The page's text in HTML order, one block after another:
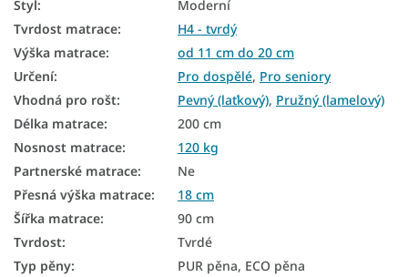
Zónové matrace
7zónové matrace
Pěnové matrace 90x200
Matrace 1+1 90x200
Levné matrace 90x200
Matrace tvrdost H4
Styl:
Moderní
Tvrdost matrace:
H4 - tvrdý
Výška matrace:
od 11 cm do 20 cm
Určení: Pro dospělé, Pro seniory
Vhodná pro rošt: Pevný (laťkový), Pružný (lamelový)
Délka matrace:
200 cm
Nosnost matrace:
120 kg
Partnerské matrace:
Ne
Přesná výška matrace:
18 cm
Šířka matrace:
90 cm
Tvrdost:
Tvrdé
Typ pěny:
PUR pěna, ECO pěna